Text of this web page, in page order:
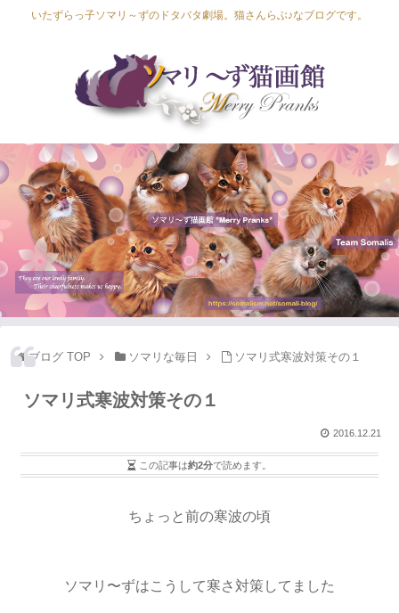
いたずらっ子ソマリ～ずのドタバタ劇場。猫さんらぶ♪なブログです。
Lapis Luna
Lucia Lino
Lycka Leal
Laula
ブログ TOP ソマリな毎日 ソマリ式寒波対策その１
ソマリ式寒波対策その１
2016.12.21
この記事は約2分で読めます。
ちょっと前の寒波の頃
ソマリ〜ずはこうして寒さ対策してました